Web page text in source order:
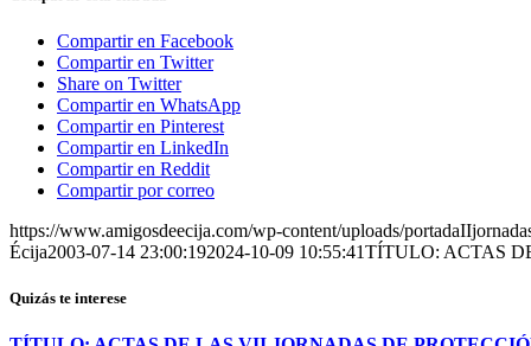
Compartir en Facebook
Compartir en Twitter
Share on Twitter
Compartir en WhatsApp
Compartir en Pinterest
Compartir en LinkedIn
Compartir en Reddit
Compartir por correo
https://www.amigosdeecija.com/wp-content/uploads/
Écija2003-07-14 23:00:192024-10-09 10:55:41TÍTULO: ACTAS
Quizás te interese